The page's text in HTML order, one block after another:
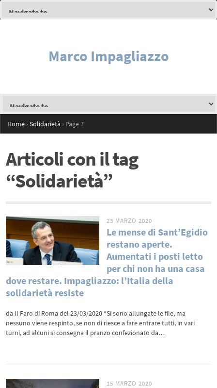
Marco Impagliazzo
Home › Solidarietà › Page 7
Articoli con il tag
“Solidarietà”
23 MARZO 2020
Le mense di Sant’Egidio
restano aperte.
Aumentati i posti letto
per chi non ha una casa
dove restare. Impagliazzo: l’Italia della
solidarietà resiste
da Il Faro di Roma del 23/03/2020 “Si sono allungate le file, ma
nessuno viene respinto, se non di riesce a fare entrare tutti, in vari
turni, ad alcuni si consegna il pranzo confezionato da…
15 MARZO 2020